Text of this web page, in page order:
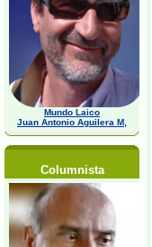
Mundo Laico
Juan Antonio Aguilera M,
Columnista